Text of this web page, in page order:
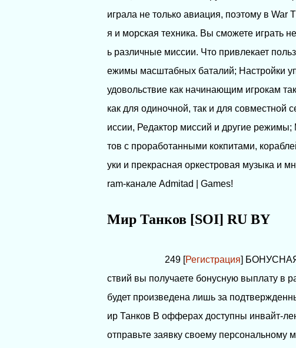
играла не только авиация, поэтому в War
я и морская техника. Вы сможете играть
ь различные миссии. Что привлекает
ежимы масштабных баталий; Настройки
удовольствие как начинающим игрокам
как для одиночной, так и для
иссии, Редактор миссий и другие
тов с проработанными кокпитами,
уки и прекрасная оркестровая музыка и
ram-канале Admitad | Games!
Мир Танков [SOI] RU BY
249 [Регистрация]
ствий вы получаете бонусную выплату в
будет произведена лишь за
ир Танков В офферах доступны инвайт-
отправьте заявку своему персональному